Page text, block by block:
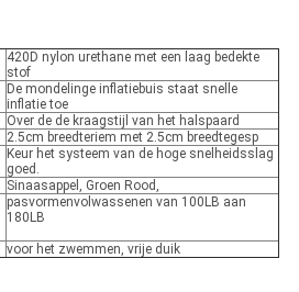
420D nylon urethane met een laag bedekte
stof
De mondelinge inflatiebuis staat snelle
inflatie toe
Over de de kraagstijl van het halspaard
2.5cm breedteriem met 2.5cm breedtegesp
Keur het systeem van de hoge snelheidsslag
goed.
Sinaasappel, Groen Rood,
pasvormenvolwassenen van 100LB aan
180LB
voor het zwemmen, vrije duik